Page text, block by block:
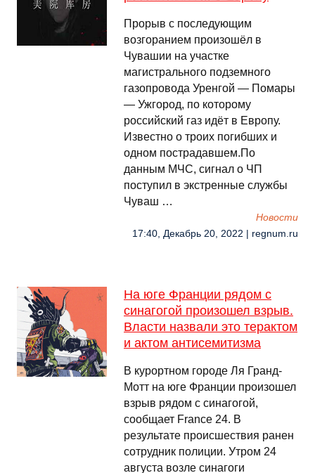
Прорыв с последующим
возгоранием произошёл в
Чувашии на участке
магистрального подземного
газопровода Уренгой — Помары
— Ужгород, по которому
российский газ идёт в Европу.
Известно о троих погибших и
одном пострадавшем.По
данным МЧС, сигнал о ЧП
поступил в экстренные службы
Чуваш …
Новости
17:40, Декабрь 20, 2022 | regnum.ru
На юге Франции рядом с
синагогой произошел взрыв.
Власти назвали это терактом
и актом антисемитизма
В курортном городе Ля Гранд-
Мотт на юге Франции произошел
взрыв рядом с синагогой,
сообщает France 24. В
результате происшествия ранен
сотрудник полиции. Утром 24
августа возле синагоги